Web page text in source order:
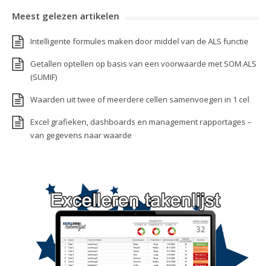
Meest gelezen artikelen
Intelligente formules maken door middel van de ALS functie
Getallen optellen op basis van een voorwaarde met SOM.ALS
(SUMIF)
Waarden uit twee of meerdere cellen samenvoegen in 1 cel
Excel grafieken, dashboards en management rapportages –
van gegevens naar waarde